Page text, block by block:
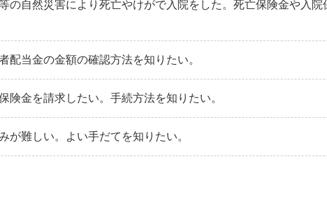
等の自然災害により死亡やけがで入院をした。死亡保険金や入
配当金の金額の確認方法を知りたい。
険金を請求したい。手続方法を知りたい。
が難しい。よい手だてを知りたい。